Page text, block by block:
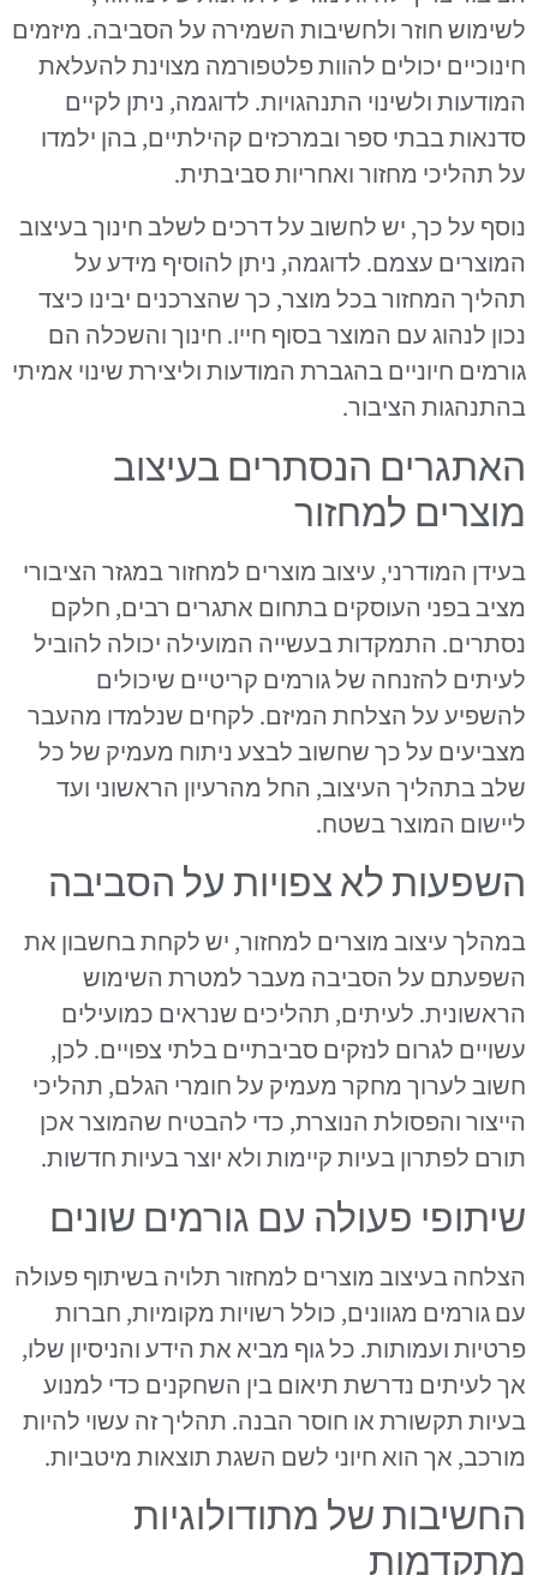
לשימוש חוזר ולחשיבות השמירה על הסביבה. מיזמים
חינוכיים יכולים להוות פלטפורמה מצוינת להעלאת
המודעות ולשינוי התנהגויות. לדוגמה, ניתן לקיים
סדנאות בבתי ספר ובמרכזים קהילתיים, בהן ילמדו
על תהליכי מחזור ואחריות סביבתית.
נוסף על כך, יש לחשוב על דרכים לשלב חינוך בעיצוב
המוצרים עצמם. לדוגמה, ניתן להוסיף מידע על
תהליך המחזור בכל מוצר, כך שהצרכנים יבינו כיצד
נכון לנהוג עם המוצר בסוף חייו. חינוך והשכלה הם
גורמים חיוניים בהגברת המודעות וליצירת שינוי אמיתי
בהתנהגות הציבור.
האתגרים הנסתרים בעיצוב
מוצרים למחזור
בעידן המודרני, עיצוב מוצרים למחזור במגזר הציבורי
מציב בפני העוסקים בתחום אתגרים רבים, חלקם
נסתרים. התמקדות בעשייה המועילה יכולה להוביל
לעיתים להזנחה של גורמים קריטיים שיכולים
להשפיע על הצלחת המיזם. לקחים שנלמדו מהעבר
מצביעים על כך שחשוב לבצע ניתוח מעמיק של כל
שלב בתהליך העיצוב, החל מהרעיון הראשוני ועד
ליישום המוצר בשטח.
השפעות לא צפויות על הסביבה
במהלך עיצוב מוצרים למחזור, יש לקחת בחשבון את
השפעתם על הסביבה מעבר למטרת השימוש
הראשונית. לעיתים, תהליכים שנראים כמועילים
עשויים לגרום לנזקים סביבתיים בלתי צפויים. לכן,
חשוב לערוך מחקר מעמיק על חומרי הגלם, תהליכי
הייצור והפסולת הנוצרת, כדי להבטיח שהמוצר אכן
תורם לפתרון בעיות קיימות ולא יוצר בעיות חדשות.
שיתופי פעולה עם גורמים שונים
הצלחה בעיצוב מוצרים למחזור תלויה בשיתוף פעולה
עם גורמים מגוונים, כולל רשויות מקומיות, חברות
פרטיות ועמותות. כל גוף מביא את הידע והניסיון שלו,
אך לעיתים נדרשת תיאום בין השחקנים כדי למנוע
בעיות תקשורת או חוסר הבנה. תהליך זה עשוי להיות
מורכב, אך הוא חיוני לשם השגת תוצאות מיטביות.
החשיבות של מתודולוגיות
מתקדמות